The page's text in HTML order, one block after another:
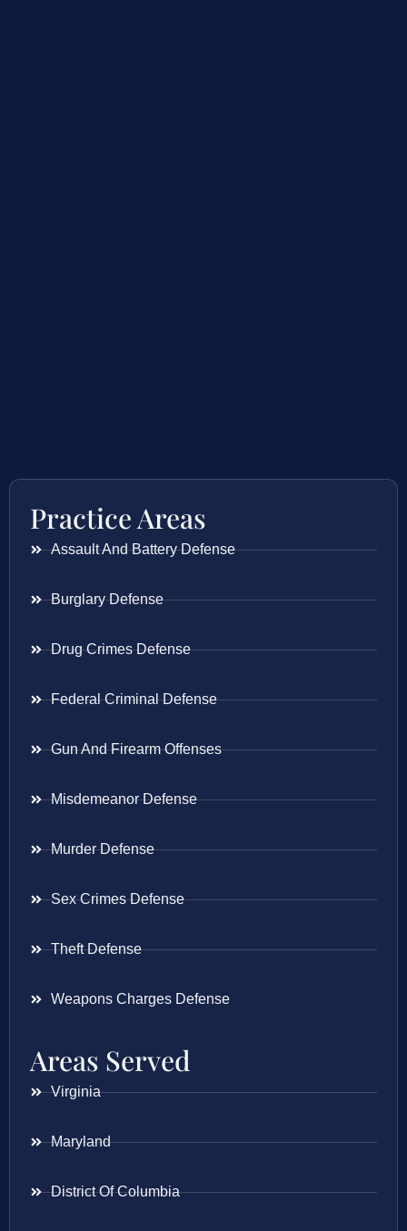
Practice Areas
Assault And Battery Defense
Burglary Defense
Drug Crimes Defense
Federal Criminal Defense
Gun And Firearm Offenses
Misdemeanor Defense
Murder Defense
Sex Crimes Defense
Theft Defense
Weapons Charges Defense
Areas Served
Virginia
Maryland
District Of Columbia